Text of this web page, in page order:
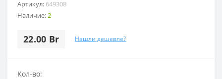
Артикул: 649308
Наличие:2
22.00 Br Нашли дешевле?
Кол-во: